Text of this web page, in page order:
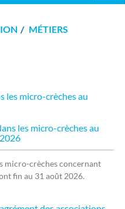
MÉTIERS
les micro-crèches au
micro-crèches concernant
fin au 31 août 2026.